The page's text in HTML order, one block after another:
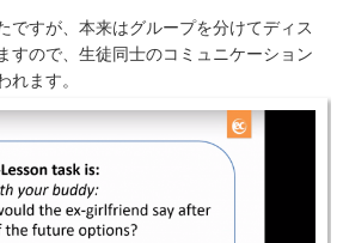
ですが、本来はグループを分けてディス
すので、生徒同士のコミュニケーション
れます。